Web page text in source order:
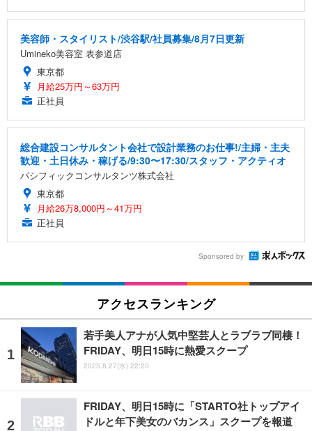
美容師・スタイリスト/渋谷駅/社員募集/8月7日更新
Umineko美容室 表参道店
東京都
月給25万円～63万円
正社員
総合建設コンサルタント会社で設計業務のお仕事!/主婦・主夫
歓迎・土日休み・稼げる/9:30〜17:30/スタッフ・アクティオ
パシフィックコンサルタンツ株式会社
東京都
月給26万8,000円～41万円
正社員
Sponsored by
アクセスランキング
若手美人アナが人気中堅芸人とラブラブ同棲！
FRIDAY、明日15時に熱愛スクープ
2025.8.27(水) 22:20
FRIDAY、明日15時に「STARTO社トップアイ
ドルと年下美女のバカンス」スクープを報道